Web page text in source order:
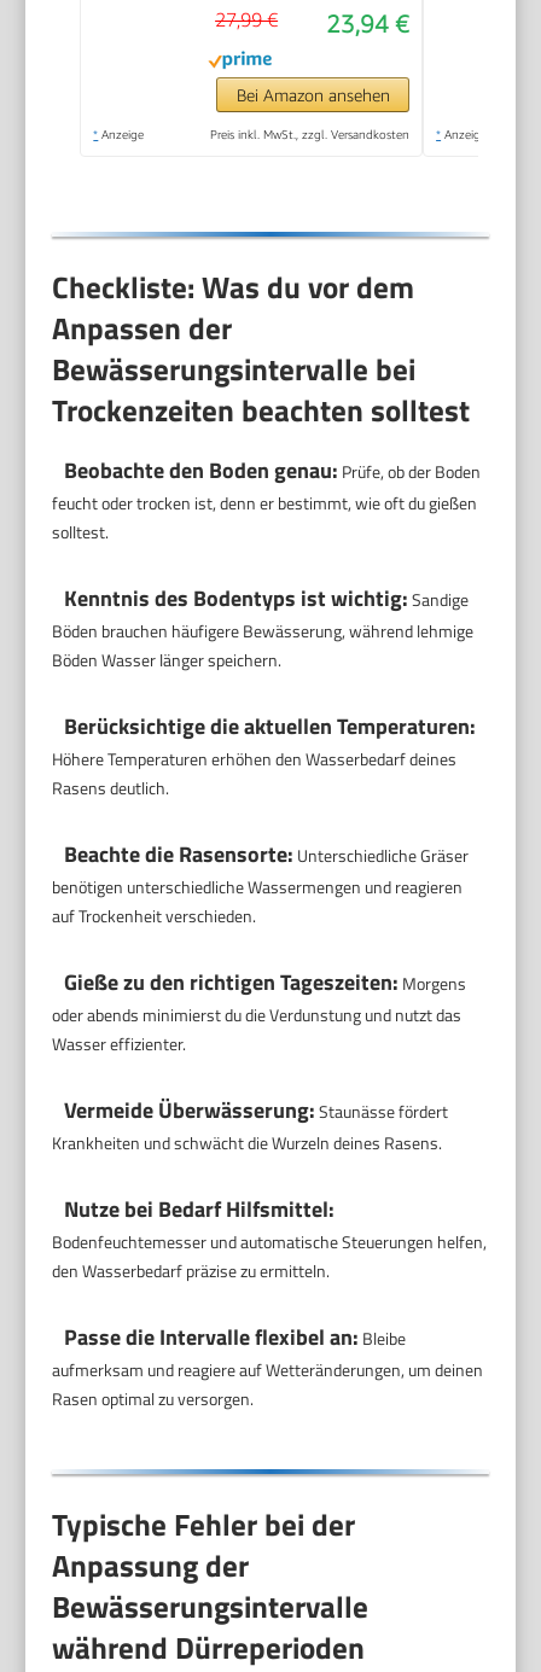
220 m², Sprengweite:
5-17 m, Sprengbreite:
9-13 m, schwarz
23,94 €
27,99 €
Bei Amazon ansehen
* Anzeige Preis inkl. MwSt., zzgl. Versandkosten * Anzeige
Checkliste: Was du vor dem
Anpassen der
Bewässerungsintervalle bei
Trockenzeiten beachten solltest
Beobachte den Boden genau: Prüfe, ob der Boden
feucht oder trocken ist, denn er bestimmt, wie oft du gießen
solltest.
Kenntnis des Bodentyps ist wichtig:Sandige
Böden brauchen häufigere Bewässerung, während lehmige
Böden Wasser länger speichern.
Berücksichtige die aktuellen Temperaturen:
Höhere Temperaturen erhöhen den Wasserbedarf deines
Rasens deutlich.
Beachte die Rasensorte: Unterschiedliche Gräser
benötigen unterschiedliche Wassermengen und reagieren
auf Trockenheit verschieden.
Gieße zu den richtigen Tageszeiten: Morgens
oder abends minimierst du die Verdunstung und nutzt das
Wasser effizienter.
Vermeide Überwässerung:Staunässe fördert
Krankheiten und schwächt die Wurzeln deines Rasens.
Nutze bei Bedarf Hilfsmittel:
Bodenfeuchtemesser und automatische Steuerungen helfen,
den Wasserbedarf präzise zu ermitteln.
Passe die Intervalle flexibel an: Bleibe
aufmerksam und reagiere auf Wetteränderungen, um deinen
Rasen optimal zu versorgen.
Typische Fehler bei der
Anpassung der
Bewässerungsintervalle
während Dürreperioden